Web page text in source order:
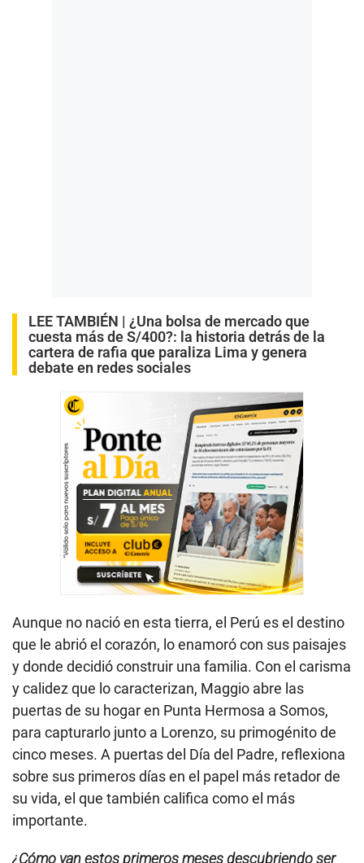
LEE TAMBIÉN | ¿Una bolsa de mercado que
cuesta más de S/400?: la historia detrás de la
cartera de rafia que paraliza Lima y genera
debate en redes sociales
Aunque no nació en esta tierra, el Perú es el destino
que le abrió el corazón, lo enamoró con sus paisajes
y donde decidió construir una familia. Con el carisma
y calidez que lo caracterizan, Maggio abre las
puertas de su hogar en Punta Hermosa a Somos,
para capturarlo junto a Lorenzo, su primogénito de
cinco meses. A puertas del Día del Padre, reflexiona
sobre sus primeros días en el papel más retador de
su vida, el que también califica como el más
importante.
¿Cómo van estos primeros meses descubriendo ser